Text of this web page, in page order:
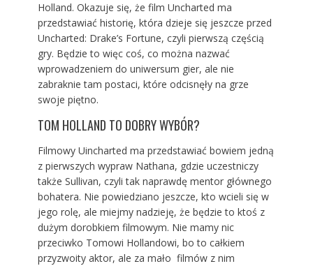
Holland. Okazuje się, że film Uncharted ma
przedstawiać historię, która dzieje się jeszcze przed
Uncharted: Drake’s Fortune, czyli pierwszą częścią
gry. Będzie to więc coś, co można nazwać
wprowadzeniem do uniwersum gier, ale nie
zabraknie tam postaci, które odcisnęły na grze
swoje piętno.
TOM HOLLAND TO DOBRY WYBÓR?
Filmowy Uincharted ma przedstawiać bowiem jedną
z pierwszych wypraw Nathana, gdzie uczestniczy
także Sullivan, czyli tak naprawdę mentor głównego
bohatera. Nie powiedziano jeszcze, kto wcieli się w
jego rolę, ale miejmy nadzieję, że będzie to ktoś z
dużym dorobkiem filmowym. Nie mamy nic
przeciwko Tomowi Hollandowi, bo to całkiem
przyzwoity aktor, ale za mało filmów z nim